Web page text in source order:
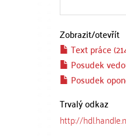
Zobrazit/otevřít
Text práce
Posudek
Posudek
Trvalý odkaz
http://